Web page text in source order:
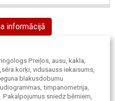
informācijā
Preiļos, ausu, kakla,
korķi, vidusauss iekaisums,
blakusdobumu
timpanometrija,
sniedz bērniem,